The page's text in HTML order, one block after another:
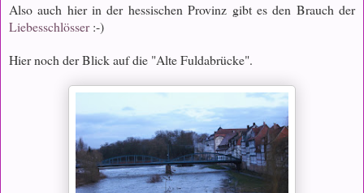
Also auch hier in der hessischen Provinz gibt es den Brauch der
Liebesschlösser:-)
Hier noch der Blick auf die "Alte Fuldabrücke".